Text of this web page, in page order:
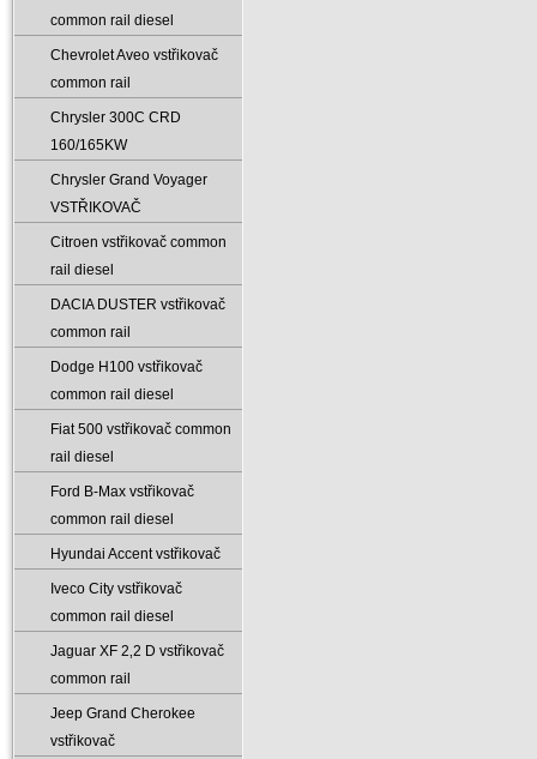
common rail diesel
Chevrolet Aveo vstřikovač
common rail
Chrysler 300C CRD
160/165KW
Chrysler Grand Voyager
VSTŘIKOVAČ
Citroen vstřikovač common
rail diesel
DACIA DUSTER vstřikovač
common rail
Dodge H100 vstřikovač
common rail diesel
Fiat 500 vstřikovač common
rail diesel
Ford B-Max vstřikovač
common rail diesel
Hyundai Accent vstřikovač
Iveco City vstřikovač
common rail diesel
Jaguar XF 2‚2 D vstřikovač
common rail
Jeep Grand Cherokee
vstřikovač